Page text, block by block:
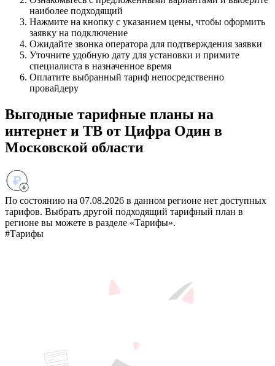
наиболее подходящий
Нажмите на кнопку с указанием цены, чтобы оформить
заявку на подключение
Ожидайте звонка оператора для подтверждения заявки
Уточните удобную дату для установки и примите
специалиста в назначенное время
Оплатите выбранный тариф непосредственно
провайдеру
Выгодные тарифные планы на
интернет и ТВ от Цифра Один в
Московской области
По состоянию на 07.08.2026 в данном регионе нет доступных
тарифов. Выбрать другой подходящий тарифный план в
регионе вы можете в разделе «Тарифы».
#Тарифы